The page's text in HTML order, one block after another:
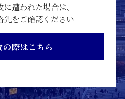
遭われた場合は、
先をご確認ください
際はこちら